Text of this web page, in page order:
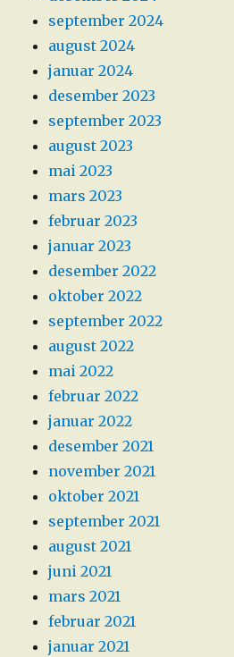
september 2024
august 2024
januar 2024
desember 2023
september 2023
august 2023
mai 2023
mars 2023
februar 2023
januar 2023
desember 2022
oktober 2022
september 2022
august 2022
mai 2022
februar 2022
januar 2022
desember 2021
november 2021
oktober 2021
september 2021
august 2021
juni 2021
mars 2021
februar 2021
januar 2021